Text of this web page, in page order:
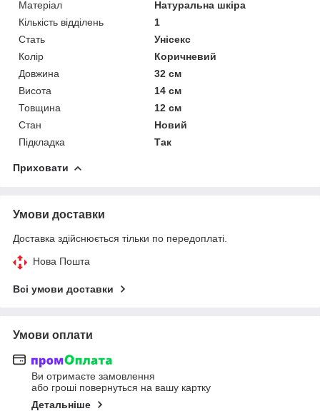
Матеріал
Натуральна шкіра
Кількість відділень
1
Стать
Унісекс
Колір
Коричневий
Довжина
32 см
Висота
14 см
Товщина
12 см
Стан
Новий
Підкладка
Так
Приховати
Умови доставки
Доставка здійснюється тільки по передоплаті.
Нова Пошта
Всі умови доставки
Умови оплати
Ви отримаєте замовлення
або гроші повернуться на вашу картку
Детальніше